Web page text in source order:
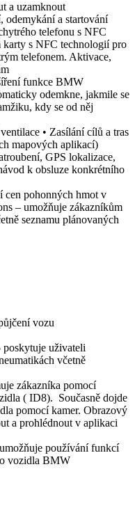
a uzamknout
a startování
telefonu s NFC
s NFC technologií pro
telefonem. Aktivace,
funkce BMW
odemkne, jakmile se
kdy se od něj
• Zasílání cílů a tras
mapových aplikací)
GPS lokalizace,
k obsluze konkrétního
cen pohonných hmot v
– umožňuje zákazníkům
seznamu plánovaných
vozu
uživateli
včetně
zákazníka pomocí
( ID8). Současně dojde
pomocí kamer. Obrazový
a prohlédnout v aplikaci
používání funkcí
vozidla BMW